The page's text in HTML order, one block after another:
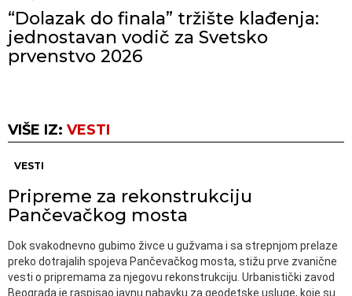
“Dolazak do finala” tržište klađenja:
jednostavan vodič za Svetsko
prvenstvo 2026
VIŠE IZ: VESTI
VESTI
Pripreme za rekonstrukciju
Pančevačkog mosta
Dok svakodnevno gubimo živce u gužvama i sa strepnjom prelaze
preko dotrajalih spojeva Pančevačkog mosta, stižu prve zvanične
vesti o pripremama za njegovu rekonstrukciju. Urbanistički zavod
Beograda je raspisao javnu nabavku za geodetske usluge, koje su